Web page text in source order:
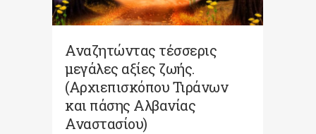
Αναζητώντας τέσσερις
μεγάλες αξίες ζωής.
(Αρχιεπισκόπου Τιράνων
και πάσης Αλβανίας
Αναστασίου)